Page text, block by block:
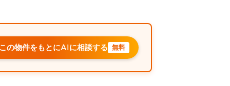
の物件をもとにAIに相談する 無料